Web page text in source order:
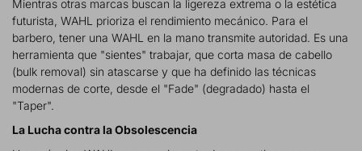
Mientras otras marcas buscan la ligereza extrema o la estética
futurista, WAHL prioriza el rendimiento mecánico. Para el
barbero, tener una WAHL en la mano transmite autoridad. Es una
herramienta que "sientes" trabajar, que corta masa de cabello
(bulk removal) sin atascarse y que ha definido las técnicas
modernas de corte, desde el "Fade" (degradado) hasta el
"Taper".
La Lucha contra la Obsolescencia